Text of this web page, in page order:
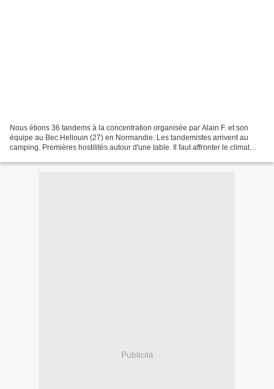
Nous étions 36 tandems à la concentration organisée par Alain F. et son
équipe au Bec Hellouin (27) en Normandie. Les tandemistes arrivent au
camping. Premières hostilités autour d'une table. Il faut affronter le climat
Publicité